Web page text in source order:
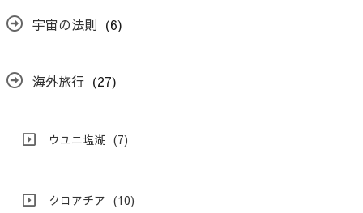
宇宙の法則 (6)
海外旅行 (27)
ウユニ塩湖 (7)
クロアチア (10)